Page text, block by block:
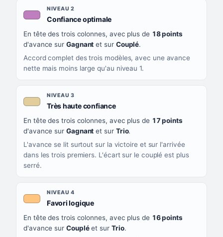
NIVEAU 2
Confiance optimale, couleur mauve
En tête des trois colonnes, avec plus de 18 points
d'avance sur Gagnant et sur Couplé.
Accord complet des trois modèles, avec une avance
nette mais moins large qu'au niveau 1.
NIVEAU 3
Très haute confiance, couleur beige
En tête des trois colonnes, avec plus de 17 points
d'avance sur Gagnant et sur Trio.
L'avance se lit surtout sur la victoire et sur l'arrivée
dans les trois premiers. L'écart sur le couplé est plus
serré.
NIVEAU 4
Favori logique, couleur orange clair
En tête des trois colonnes, avec plus de 16 points
d'avance sur Coupléet sur Trio.